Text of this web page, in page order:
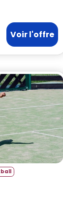
Voir l'offre